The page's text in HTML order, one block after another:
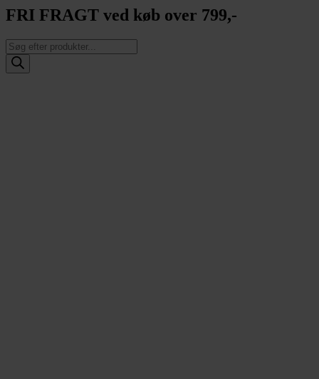
FRI FRAGT ved køb over 799,-
Products
search